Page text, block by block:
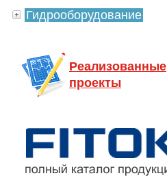
Гидрооборудование
Реализованные
проекты